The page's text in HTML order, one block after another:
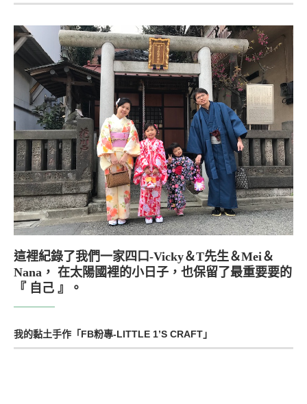
這裡紀錄了我們一家四口-Vicky＆T先生＆Mei＆
Nana， 在太陽國裡的小日子，也保留了最重要要的
『 自己 』。
我的黏土手作「FB粉專-LITTLE 1’S CRAFT」